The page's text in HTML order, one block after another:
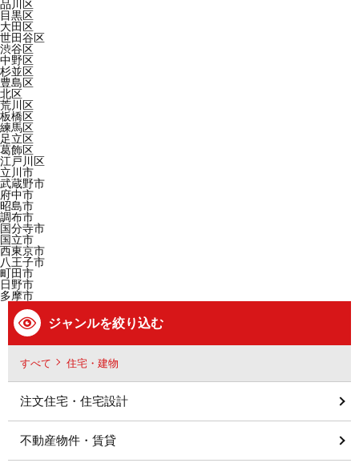
品川区
目黒区
大田区
世田谷区
渋谷区
中野区
杉並区
豊島区
北区
荒川区
板橋区
練馬区
足立区
葛飾区
江戸川区
立川市
武蔵野市
府中市
昭島市
調布市
国分寺市
国立市
西東京市
八王子市
町田市
日野市
多摩市
ジャンルを絞り込む
すべて 住宅・建物
注文住宅・住宅設計
不動産物件・賃貸